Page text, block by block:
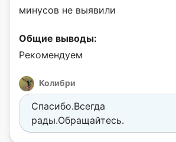
минусов не выявили
Общие выводы:
Рекомендуем
Колибри
Спасибо.Всегда
рады.Обращайтесь.